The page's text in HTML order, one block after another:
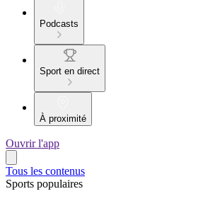
Podcasts
Sport en direct
À proximité
Ouvrir l'app
Tous les contenus
Sports populaires